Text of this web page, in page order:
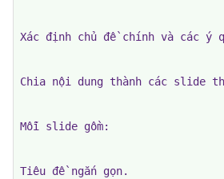
Xác định chủ đề chính và các ý
Chia nội dung thành các slide
Mỗi slide gồm:
Tiêu đề ngắn gọn.